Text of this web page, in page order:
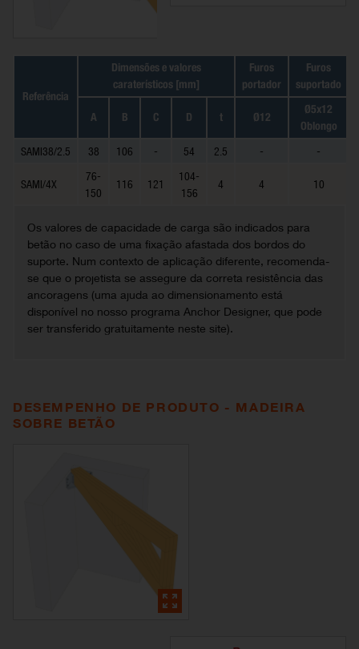
Referência
Dimensões e valores
caraterísticos [mm]
Furos
portador
Furos
suportado
A
B C D t Ø12
Ø5x12
Oblongo
SAMI38/2.5 38 106 - 54 2.5 - -
SAMI/4X
76-
150
116 121
104-
156
4 4 10
Os valores de capacidade de carga são indicados para
betão no caso de uma fixação afastada dos bordos do
suporte. Num contexto de aplicação diferente, recomenda-
se que o projetista se assegure da correta resistência das
ancoragens (uma ajuda ao dimensionamento está
disponível no nosso programa Anchor Designer, que pode
ser transferido gratuitamente neste site).
DESEMPENHO DE PRODUTO - MADEIRA
SOBRE BETÃO